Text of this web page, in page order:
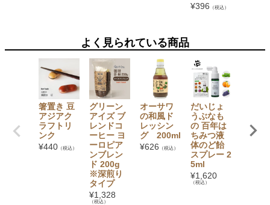
¥396 （税込）
よく見られている商品
箸置き 豆
アジアク
ラフトリ
ンク
¥440 （税込）
グリーン
アイズ ブ
レンドコ
ーヒー ヨ
ーロピア
ンブレン
ド 200g
※深煎り
タイプ
¥1,328
（税込）
オーサワ
の和風ド
レッシン
グ 200ml
¥626 （税込）
だいじょ
うぶなも
の 百年は
ちみつ液
体のど飴
スプレー 2
5ml
¥1,620
（税込）
ゼリー
5g